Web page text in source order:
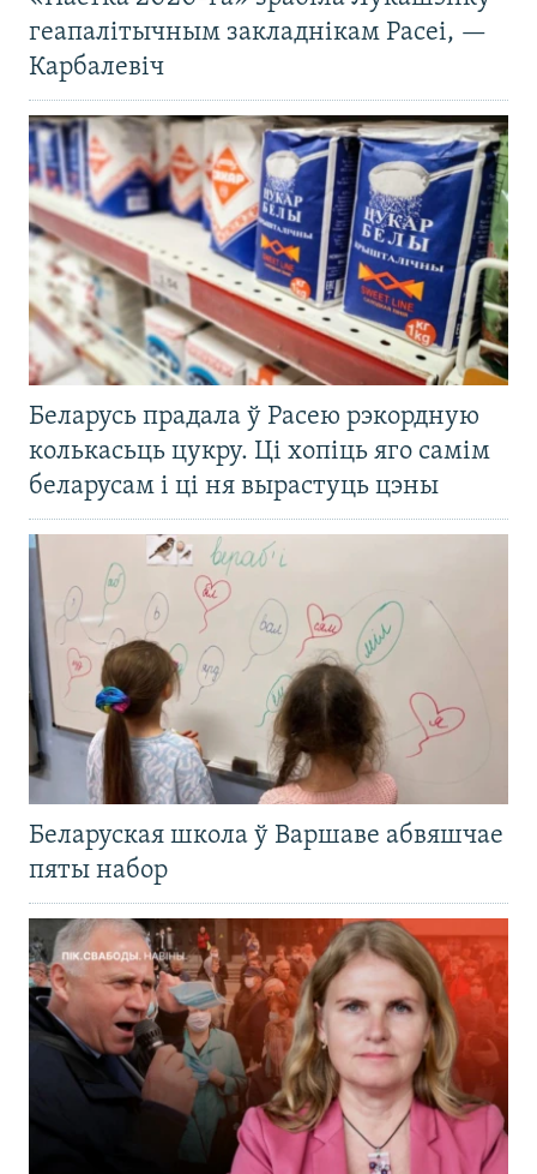
геапалітычным закладнікам Расеі, —
Карбалевіч
Беларусь прадала ў Расею рэкордную
колькасьць цукру. Ці хопіць яго самім
беларусам і ці ня вырастуць цэны
Беларуская школа ў Варшаве абвяшчае
пяты набор